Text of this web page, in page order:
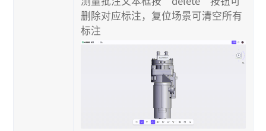
删除对应标注，复位场景可清空所有
标注